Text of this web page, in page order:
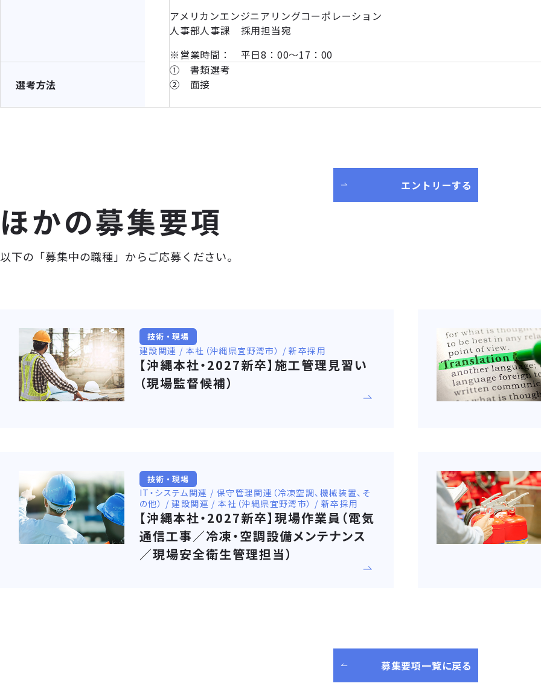
アメリカンエンジニアリングコーポレーション
人事部人事課 採用担当宛
※営業時間： 平日8：00～17：00
選考方法
① 書類選考
② 面接
エントリーする
ほかの募集要項
以下の「募集中の職種」からご応募ください。
技術・現場
建設関連 / 本社（沖縄県宜野湾市） / 新卒採用
【沖縄本社・2027新卒】施工管理見習い
（現場監督候補）
技術・現場
IT・システム関連 / 保守管理関連（冷凍空調、機械装置、そ
の他） / 建設関連 / 本社（沖縄県宜野湾市） / 新卒採用
【沖縄本社・2027新卒】現場作業員（電気
通信工事／冷凍・空調設備メンテナンス
／現場安全衛生管理担当）
募集要項一覧に戻る